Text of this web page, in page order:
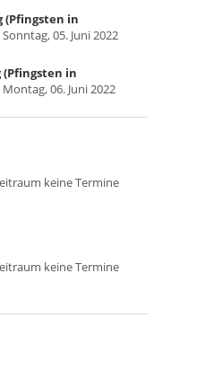
(Pfingsten in
Sonntag, 05. Juni 2022
in
Montag, 06. Juni 2022
keine Termine
keine Termine